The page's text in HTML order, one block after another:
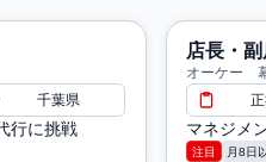
千葉県
行に挑戦
店長・
オーケー
マネジメ
注目 月8日